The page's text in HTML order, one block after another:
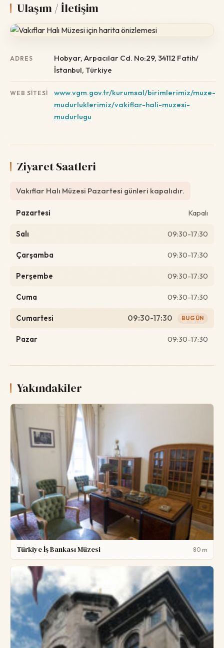
Ulaşım / İletişim
ADRES
Hobyar, Arpacılar Cd. No:29, 34112 Fatih/
İstanbul, Türkiye
WEB SITESI
www.vgm.gov.tr/kurumsal/birimlerimiz/muze-
mudurluklerimiz/vakiflar-hali-muzesi-
mudurlugu
Ziyaret Saatleri
Vakıflar Halı Müzesi Pazartesi günleri kapalıdır.
Pazartesi Kapalı
Salı 09:30-17:30
Çarşamba 09:30-17:30
Perşembe 09:30-17:30
Cuma 09:30-17:30
Cumartesi 09:30-17:30 BUGÜN
Pazar 09:30-17:30
Yakındakiler
Türkiye İş Bankası Müzesi 80 m